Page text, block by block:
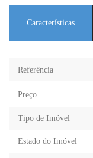
Características
Referência
Preço
Tipo de Imóvel
Estado do Imóvel